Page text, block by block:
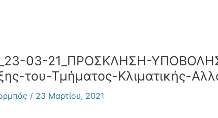
03-21_ΠΡΟΣΚΛΗΣΗ-
του-Τμήματος-Κλιματικής-
/ 23 Μαρτίου, 2021